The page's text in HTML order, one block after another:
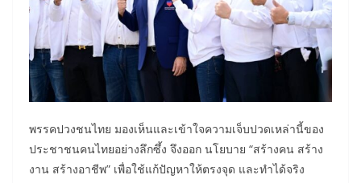
พรรคปวงชนไทย มองเห็นและเข้าใจความเจ็บปวดเหล่านี้ของ
ประชาชนคนไทยอย่างลึกซึ้ง จึงออก นโยบาย “สร้างคน สร้าง
งาน สร้างอาชีพ” เพื่อใช้แก้ปัญหาให้ตรงจุด และทำได้จริง